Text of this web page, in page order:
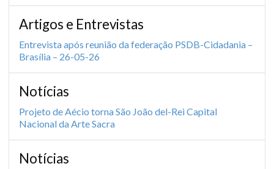
Artigos e Entrevistas
Entrevista após reunião da federação PSDB-Cidadania –
Brasília – 26-05-26
Notícias
Projeto de Aécio torna São João del-Rei Capital
Nacional da Arte Sacra
Notícias